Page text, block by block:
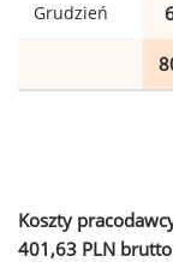
Grudzień
Koszty
401,63 PLN brutto